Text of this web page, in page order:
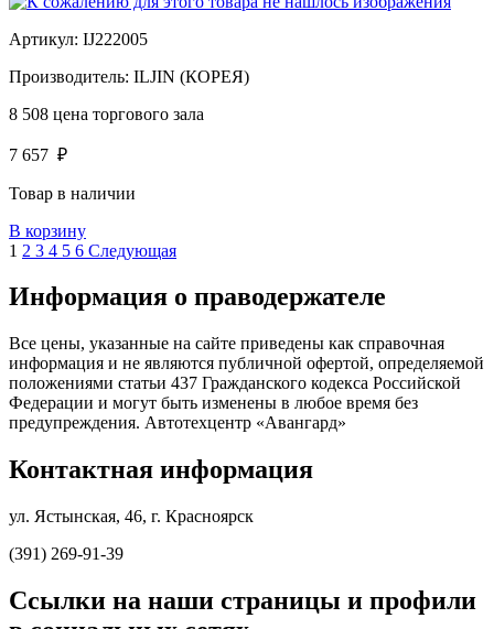
Артикул: IJ222005
Производитель: ILJIN (КОРЕЯ)
8 508 цена торгового зала
7 657 ₽
Товар в наличии
В корзину
1 2 3 4 5 6 Следующая
Информация о праводержателе
Все цены, указанные на сайте приведены как справочная
информация и не являются публичной офертой, определяемой
положениями статьи 437 Гражданского кодекса Российской
Федерации и могут быть изменены в любое время без
предупреждения. Автотехцентр «Авангард»
Контактная информация
ул. Ястынская, 46, г. Красноярск
(391) 269-91-39
Ссылки на наши страницы и профили